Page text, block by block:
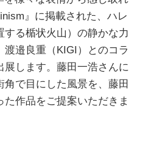
』に掲載された、ハレ
る楯状火山）の静かな力
邉良重（KIGI）とのコラ
します。藤田一浩さんに
で目にした風景を、藤田
作品をご提案いただきま